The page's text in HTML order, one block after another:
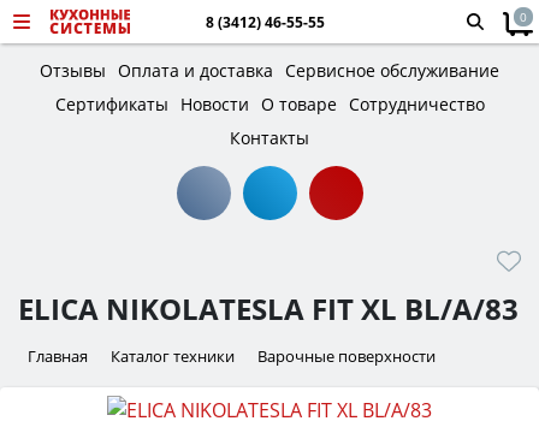
8 (3412) 46-55-55 0
Отзывы Оплата и доставка Сервисное обслуживание
Сертификаты
Новости О товаре Сотрудничество
Контакты
ELICA NIKOLATESLA FIT XL BL/A/83
Главная Каталог техники Варочные поверхности